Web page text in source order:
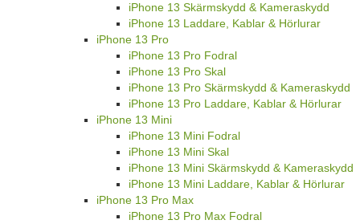
iPhone 13 Skärmskydd & Kameraskydd
iPhone 13 Laddare, Kablar & Hörlurar
iPhone 13 Pro
iPhone 13 Pro Fodral
iPhone 13 Pro Skal
iPhone 13 Pro Skärmskydd & Kameraskydd
iPhone 13 Pro Laddare, Kablar & Hörlurar
iPhone 13 Mini
iPhone 13 Mini Fodral
iPhone 13 Mini Skal
iPhone 13 Mini Skärmskydd & Kameraskydd
iPhone 13 Mini Laddare, Kablar & Hörlurar
iPhone 13 Pro Max
iPhone 13 Pro Max Fodral